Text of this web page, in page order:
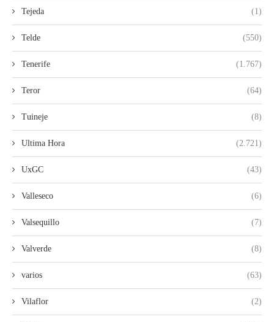
Tejeda (1)
Telde (550)
Tenerife (1.767)
Teror (64)
Tuineje (8)
Ultima Hora (2.721)
UxGC (43)
Valleseco (6)
Valsequillo (7)
Valverde (8)
varios (63)
Vilaflor (2)